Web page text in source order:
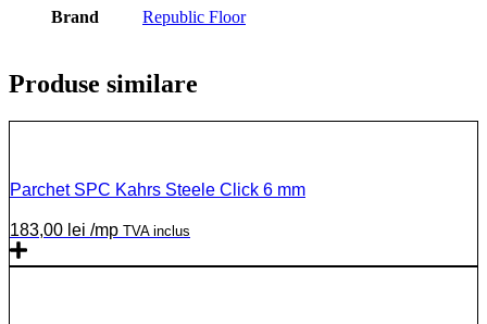
Brand Republic Floor
Produse similare
Parchet SPC Kahrs Steele Click 6 mm
183,00 lei /mp TVA inclus